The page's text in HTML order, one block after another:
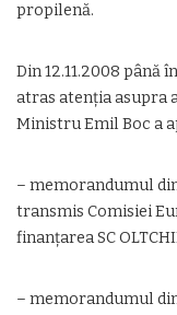
propilenă.
Din 12.11.2008 până
atras atenția asupra
Ministru Emil Boc a
– memorandumul
transmis Comisiei
finanțarea SC
– memorandumul